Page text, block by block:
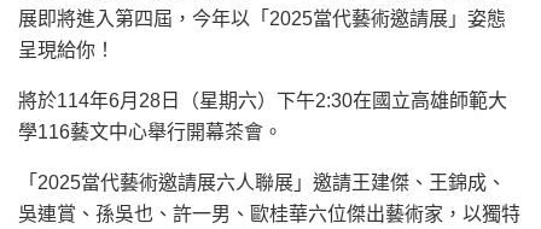
展即將進入第四屆，今年以「2025當代藝術邀請展」姿態
呈現給你！
將於114年6月28日（星期六）下午2:30在國立高雄師範大
學116藝文中心舉行開幕茶會。
「2025當代藝術邀請展六人聯展」邀請王建傑、王錦成、
吳連賞、孫吳也、許一男、歐桂華六位傑出藝術家，以獨特